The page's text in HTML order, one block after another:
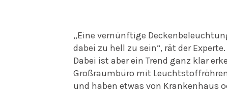
„Eine vernünftige
dabei zu hell zu sein“, rät der
Dabei ist aber ein Trend ganz klar
Großraumbüro mit
und haben etwas von Krankenhaus